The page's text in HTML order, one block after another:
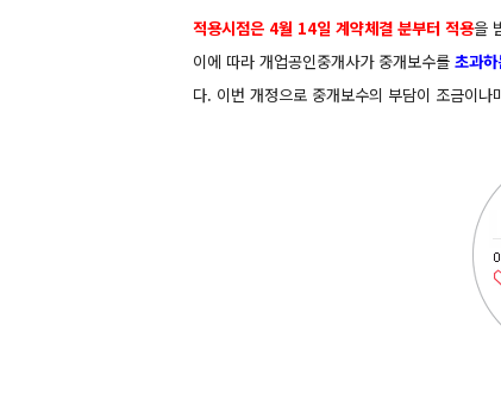
적용시점은 4월 14일 계약체결 분부터 적용을
이에 따라 개업공인중개사가 중개보수를 초과
다. 이번 개정으로 중개보수의 부담이 조금이나